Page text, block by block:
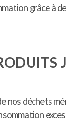
grâce à
déchets